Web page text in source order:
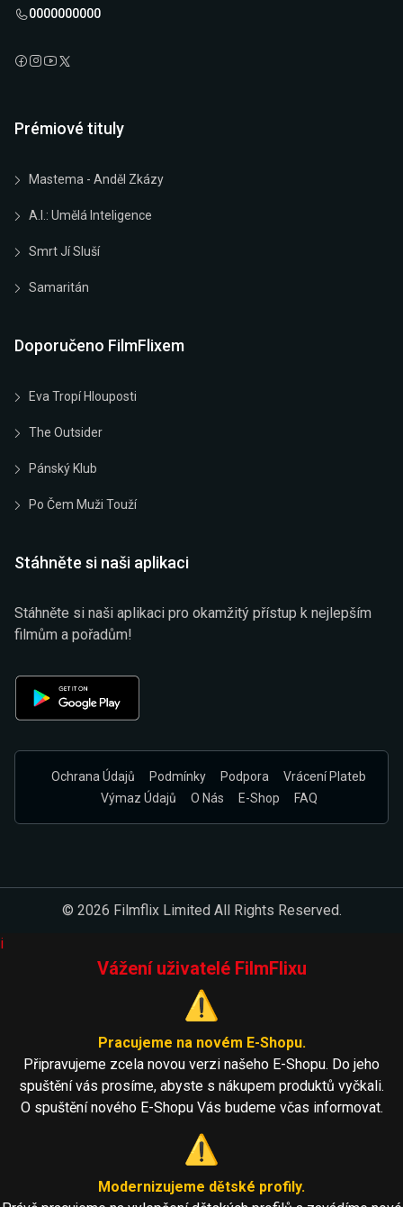
0000000000
Prémiové tituly
Mastema - Anděl Zkázy
A.I.: Umělá Inteligence
Smrt Jí Sluší
Samaritán
Doporučeno FilmFlixem
Eva Tropí Hlouposti
The Outsider
Pánský Klub
Po Čem Muži Touží
Stáhněte si naši aplikaci
Stáhněte si naši aplikaci pro okamžitý přístup k nejlepším
filmům a pořadům!
Ochrana Údajů Podmínky Podpora
Vrácení Plateb
Výmaz Údajů
O Nás E-Shop FAQ
© 2026 Filmflix Limited All Rights Reserved.
i
Vážení uživatelé FilmFlixu
⚠️
Pracujeme na novém E-Shopu.
Připravujeme zcela novou verzi našeho E-Shopu. Do jeho
spuštění vás prosíme, abyste s nákupem produktů vyčkali.
O spuštění nového E-Shopu Vás budeme včas informovat.
⚠️
Modernizujeme dětské profily.